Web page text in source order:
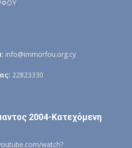
info@immorfou.org.cy
22823330
2004-Κατεχόμενη
watch?